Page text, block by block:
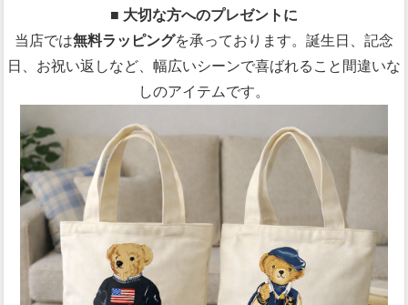
■ 大切な方へのプレゼントに
当店では無料ラッピングを承っております。誕生日、記念
日、お祝い返しなど、幅広いシーンで喜ばれること間違いな
しのアイテムです。